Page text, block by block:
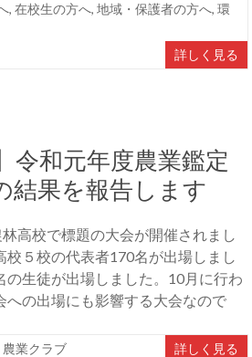
,在校生の方へ,地域・保護者の方へ,環
詳しく見る
令和元年度農業鑑定
結果を報告します
高校で標題の大会が開催されまし
校５校の代表者170名が出場しまし
の生徒が出場しました。10月に行わ
への出場にも影響する大会なので
農業クラブ 詳しく見る